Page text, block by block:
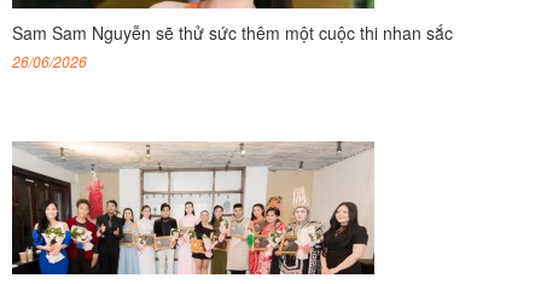
Sam Sam Nguyễn sẽ thử sức thêm một cuộc thi nhan sắc
26/06/2026